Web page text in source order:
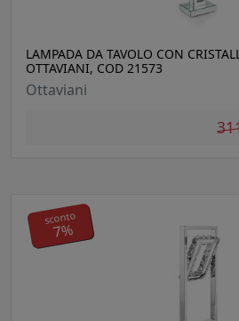
LAMPADA DA TAVOLO CON
OTTAVIANI, COD 21573
Ottaviani
sconto
7%